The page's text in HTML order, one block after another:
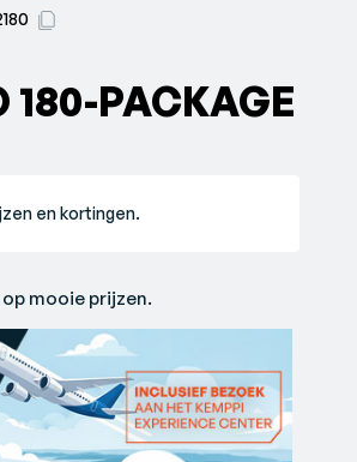
180-PACKAGE
en kortingen.
mooie prijzen.